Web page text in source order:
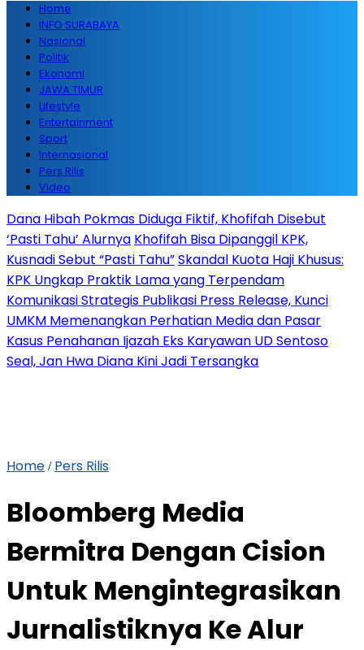
Home
INFO SURABAYA
Nasional
Politik
Ekonomi
JAWA TIMUR
Lifestyle
Entertainment
Sport
Internasional
Pers Rilis
Video
Dana Hibah Pokmas Diduga Fiktif, Khofifah Disebut
‘Pasti Tahu’ Alurnya Khofifah Bisa Dipanggil KPK,
Kusnadi Sebut “Pasti Tahu”Skandal Kuota Haji Khusus:
KPK Ungkap Praktik Lama yang Terpendam
Komunikasi Strategis Publikasi Press Release, Kunci
UMKM Memenangkan Perhatian Media dan Pasar
Kasus Penahanan Ijazah Eks Karyawan UD Sentoso
Seal, Jan Hwa Diana Kini Jadi Tersangka
Home / Pers Rilis
Bloomberg Media
Bermitra Dengan Cision
Untuk Mengintegrasikan
Jurnalistiknya Ke Alur